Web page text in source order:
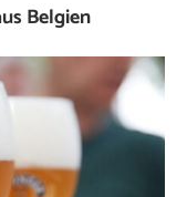
Belgien